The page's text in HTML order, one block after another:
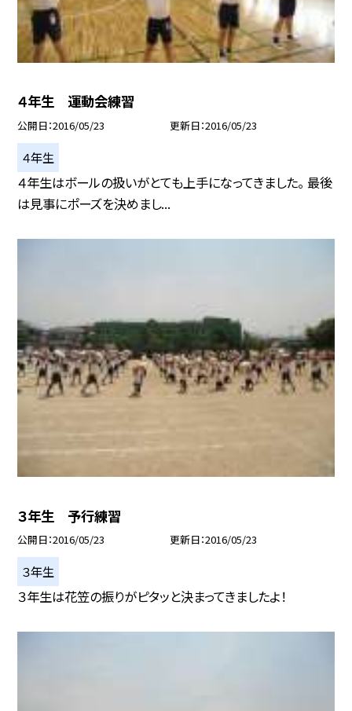
４年生 運動会練習
公開日 2016/05/23 更新日 2016/05/23
４年生
４年生はボールの扱いがとても上手になってきました。 最後
は見事にポーズを決めまし...
３年生 予行練習
公開日 2016/05/23 更新日 2016/05/23
３年生
３年生は花笠の振りがピタッと決まってきましたよ！